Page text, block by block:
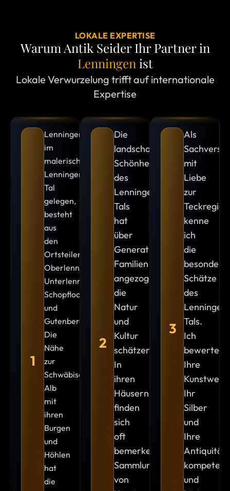
LOKALE EXPERTISE
Warum Antik Seider Ihr Partner in
Lenningen ist
Lokale Verwurzelung trifft auf internationale
Expertise
1
Lenningen,
im
malerischen
Lenninger
Tal
gelegen,
besteht
aus
den
Ortsteilen
Oberlenningen,
Unterlenningen,
Schopfloch
und
Gutenberg.
Die
Nähe
zur
Schwäbischen
Alb
mit
ihren
Burgen
und
Höhlen
hat
die
2
Die
landschaftliche
Schönheit
des
Lenninger
Tals
hat
über
Generationen
Familien
angezogen,
die
Natur
und
Kultur
schätzen.
In
ihren
Häusern
finden
sich
oft
bemerkenswerte
Sammlungen
von
3
Als
mit
Liebe
zur
Teckregion
kenne
ich
die
Schätze
des
Lenninger
Tals.
Ich
bewerte
Ihre
Ihr
Silber
und
Ihre
kompetent
und